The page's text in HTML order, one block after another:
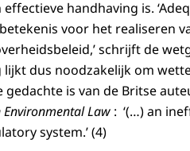
handhaving is.
voor het realiseren
schrijft de
lijkt dus noodzakelijk om
is van de Britse
Law : ‘(…) an
system.’ (4)